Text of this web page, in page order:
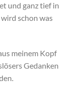
und ganz tief in
schon was
meinem Kopf
Gedanken